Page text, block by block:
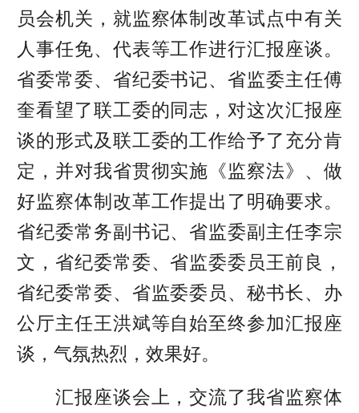
员会机关，就监察体制改革试点中有关
人事任免、代表等工作进行汇报座谈。
省委常委、省纪委书记、省监委主任傅
奎看望了联工委的同志，对这次汇报座
谈的形式及联工委的工作给予了充分肯
定，并对我省贯彻实施《监察法》、做
好监察体制改革工作提出了明确要求。
省纪委常务副书记、省监委副主任李宗
文，省纪委常委、省监委委员王前良，
省纪委常委、省监委委员、秘书长、办
公厅主任王洪斌等自始至终参加汇报座
谈，气氛热烈，效果好。
汇报座谈会上，交流了我省监察体